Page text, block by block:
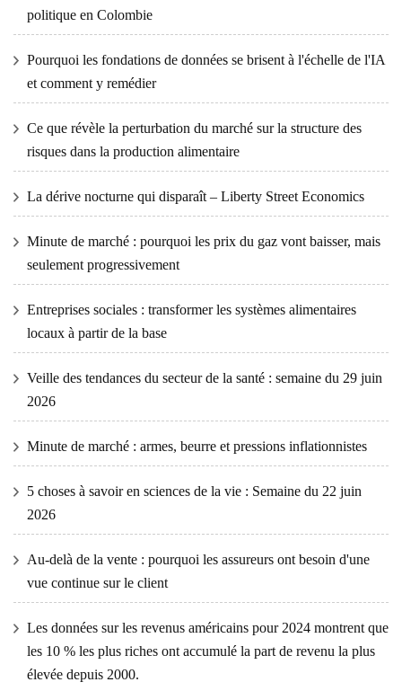
politique en Colombie
Pourquoi les fondations de données se brisent à l'échelle de l'IA
et comment y remédier
Ce que révèle la perturbation du marché sur la structure des
risques dans la production alimentaire
La dérive nocturne qui disparaît – Liberty Street Economics
Minute de marché : pourquoi les prix du gaz vont baisser, mais
seulement progressivement
Entreprises sociales : transformer les systèmes alimentaires
locaux à partir de la base
Veille des tendances du secteur de la santé : semaine du 29 juin
2026
Minute de marché : armes, beurre et pressions inflationnistes
5 choses à savoir en sciences de la vie : Semaine du 22 juin
2026
Au-delà de la vente : pourquoi les assureurs ont besoin d'une
vue continue sur le client
Les données sur les revenus américains pour 2024 montrent que
les 10 % les plus riches ont accumulé la part de revenu la plus
élevée depuis 2000.